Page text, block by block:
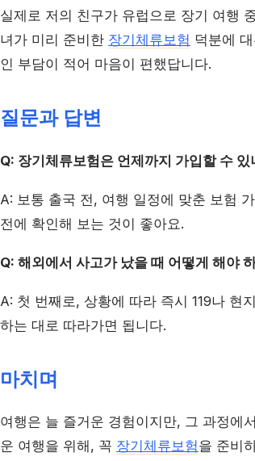
실제로 저의 친구가 유럽으로 장기 여행
녀가 미리 준비한 장기체류보험 덕분에
인 부담이 적어 마음이 편했답니다.
질문과 답변
Q: 장기체류보험은 언제까지 가입할 수 있
A: 보통 출국 전, 여행 일정에 맞춘 보험
전에 확인해 보는 것이 좋아요.
Q: 해외에서 사고가 났을 때 어떻게 해야
A: 첫 번째로, 상황에 따라 즉시 119나 현
하는 대로 따라가면 됩니다.
마치며
여행은 늘 즐거운 경험이지만, 그 과정에
운 여행을 위해, 꼭 장기체류보험을 준비